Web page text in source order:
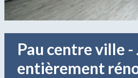
Pau centre ville -
entièrement